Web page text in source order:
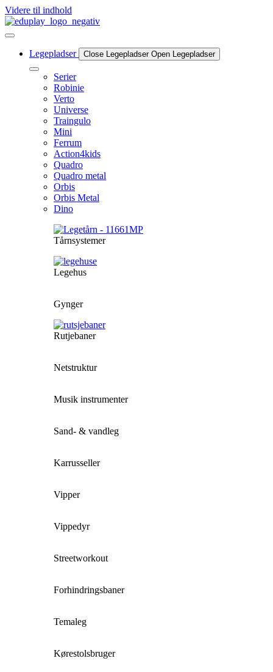
Videre til indhold
Legepladser Close Legepladser Open Legepladser
Serier
Robinie
Verto
Universe
Traingulo
Mini
Ferrum
Action4kids
Quadro
Quadro metal
Orbis
Orbis Metal
Dino
Tårnsystemer
Legehus
Gynger
Rutjebaner
Netstruktur
Musik instrumenter
Sand- & vandleg
Karrusseller
Vipper
Vippedyr
Streetworkout
Forhindringsbaner
Temaleg
Kørestolsbruger